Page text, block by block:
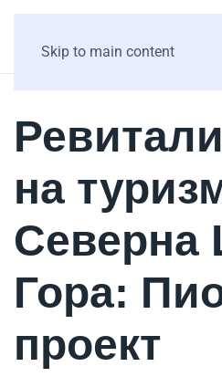
Skip to main content
на
Северна
Гора:
проект